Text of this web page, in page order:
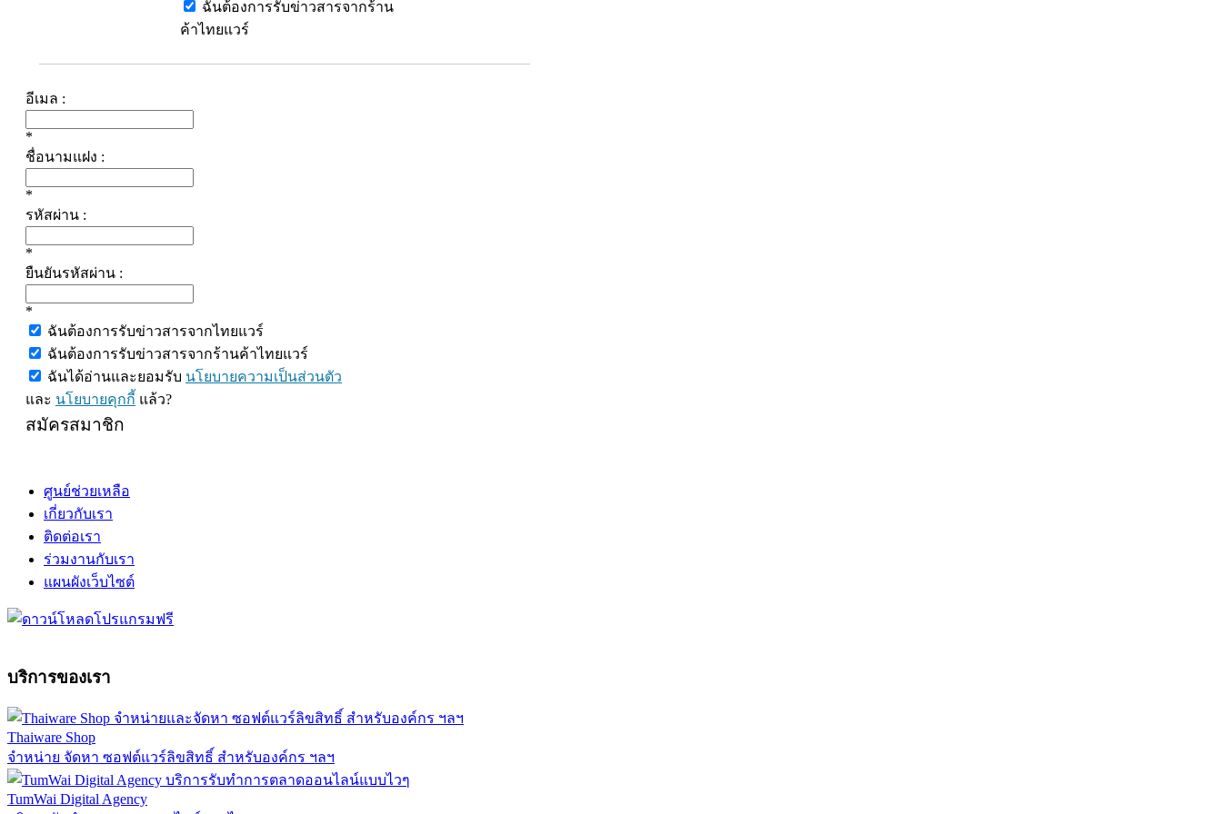
ฉันต้องการรับข่าวสารจากร้าน
ค้าไทยแวร์
อีเมล :
*
ชื่อนามแฝง :
*
รหัสผ่าน :
*
ยืนยันรหัสผ่าน :
*
ฉันต้องการรับข่าวสารจากไทยแวร์
ฉันต้องการรับข่าวสารจากร้านค้าไทยแวร์
ฉันได้อ่านและยอมรับ นโยบายความเป็นส่วนตัว
และ นโยบายคุกกี้ แล้ว?
สมัครสมาชิก
ศูนย์ช่วยเหลือ
เกี่ยวกับเรา
ติดต่อเรา
ร่วมงานกับเรา
แผนผังเว็บไซต์
บริการของเรา
Thaiware Shop
จำหน่าย จัดหา ซอฟต์แวร์ลิขสิทธิ์ สำหรับองค์กร ฯลฯ
TumWai Digital Agency